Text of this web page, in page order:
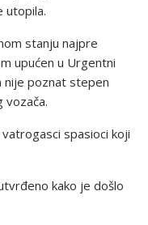
utopila.
stanju najpre
upućen u Urgentni
nije poznat stepen
vozača.
spasioci koji
kako je došlo